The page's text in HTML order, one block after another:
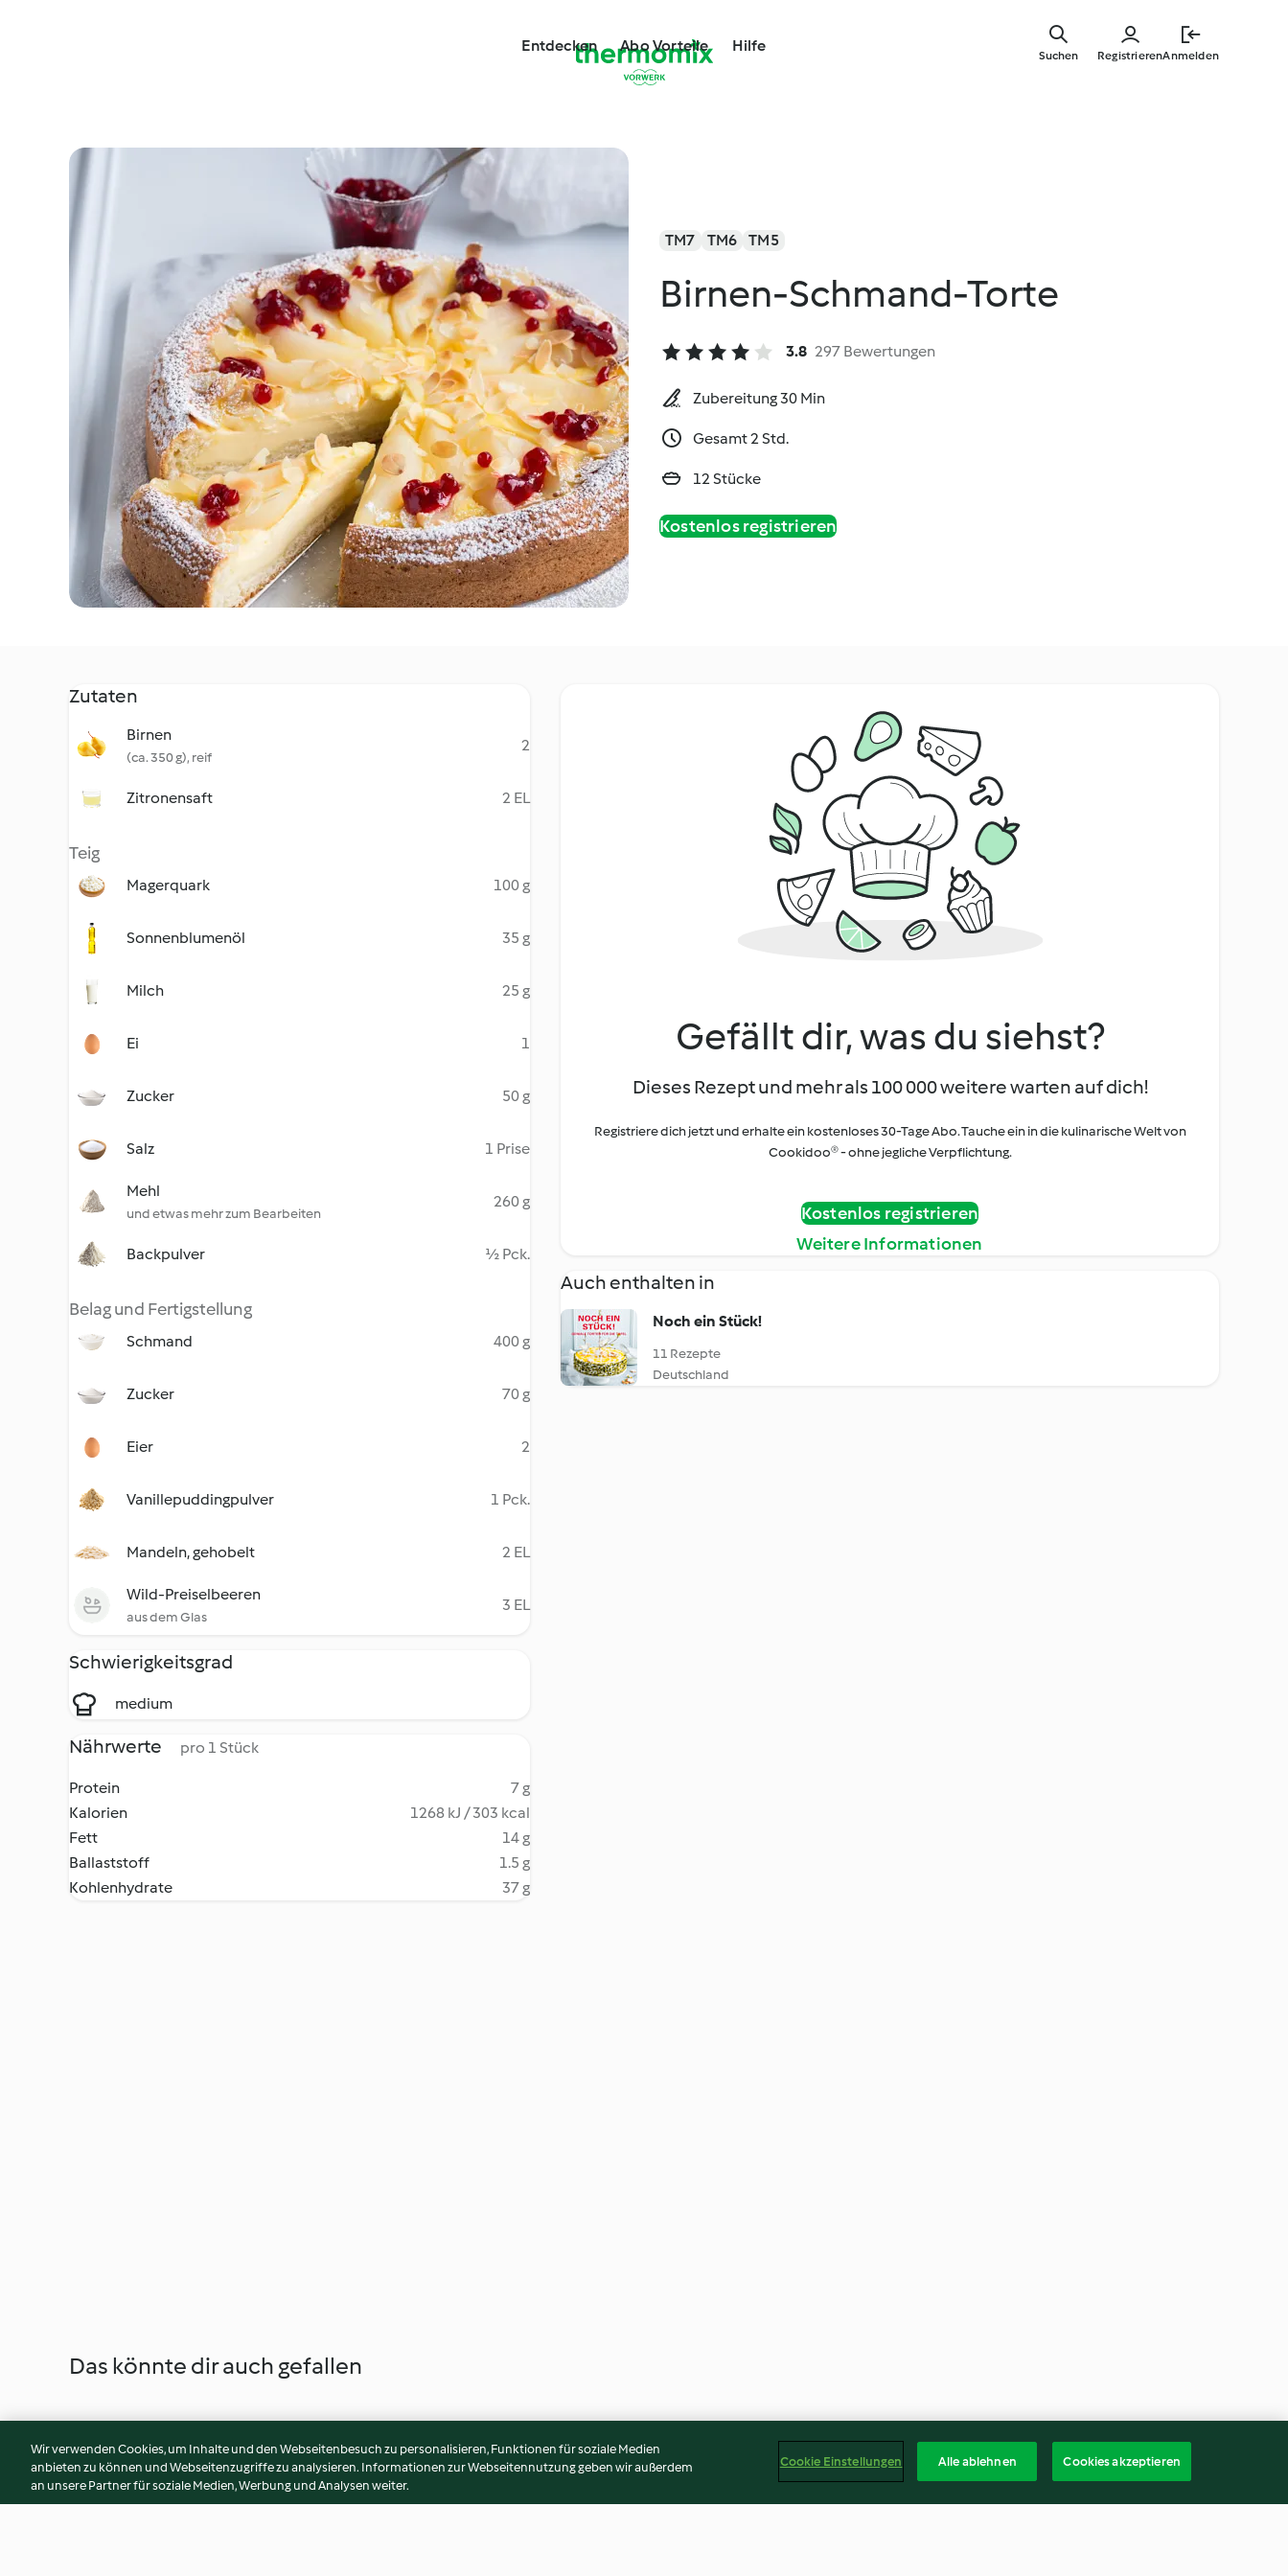
springen
Entdecken Abo Vorteile Hilfe
RegistrierenAnmelden
Suchen
TM7 TM6 TM5
Birnen-Schmand-Torte
3.8 297 Bewertungen
Zubereitung 30 Min
Gesamt 2 Std.
12 Stücke
Kostenlos registrieren
Zutaten
Birnen
(ca. 350 g), reif
2
Zitronensaft 2 EL
Teig
Magerquark 100 g
Sonnenblumenöl 35 g
Milch 25 g
Ei 1
Zucker 50 g
Salz 1 Prise
Mehl
und etwas mehr zum Bearbeiten
260 g
Backpulver ½ Pck.
Belag und Fertigstellung
Schmand 400 g
Zucker 70 g
Eier 2
Vanillepuddingpulver 1 Pck.
Mandeln, gehobelt 2 EL
Wild-Preiselbeeren
aus dem Glas
3 EL
Schwierigkeitsgrad
medium
Nährwerte pro 1 Stück
Protein
7 g
Kalorien
1268 kJ / 303 kcal
Fett
14 g
Ballaststoff
1.5 g
Kohlenhydrate
37 g
Gefällt dir, was du siehst?
Dieses Rezept und mehr als 100 000 weitere warten auf dich!
Registriere dich jetzt und erhalte ein kostenloses 30-Tage Abo. Tauche ein in die kulinarische Welt von
Cookidoo® - ohne jegliche Verpflichtung.
Kostenlos registrieren
Weitere Informationen
Auch enthalten in
Noch ein Stück!
11 Rezepte
Deutschland
Das könnte dir auch gefallen
Wir verwenden Cookies, um Inhalte und den Webseitenbesuch zu personalisieren, Funktionen für soziale Medien
anbieten zu können und Webseitenzugriffe zu analysieren. Informationen zur Webseitennutzung geben wir außerdem
an unsere Partner für soziale Medien, Werbung und Analysen weiter.
Cookie Einstellungen Alle ablehnen Cookies akzeptieren